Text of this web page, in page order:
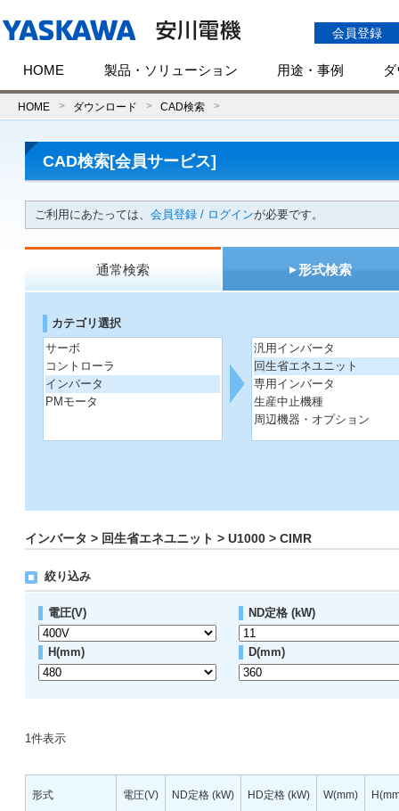
会員登録
HOME 製品・ソリューション 用途・事例
HOME ダウンロード CAD検索
CAD検索[会員サービス]
ご利用にあたっては、 会員登録 / ログインが必要です。
通常検索 形式検索
カテゴリ選択
サーボ
コントローラ
インバータ
PMモータ
汎用インバータ
回生省エネユニット
専用インバータ
生産中止機種
周辺機器・オプション
インバータ > 回生省エネユニット > U1000 > CIMR
絞り込み
電圧(V) ND定格 (kW)
H(mm) D(mm)
1件表示
形式 電圧(V) ND定格 (kW) HD定格 (kW) W(mm)